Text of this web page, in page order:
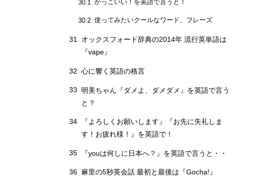
30.1 かっこいい！を英語で言うと！
30.2 使ってみたいクールなワード、フレーズ
31
オックスフォード辞典の2014年 流行英単語は
『vape』
32 心に響く英語の格言
33
明美ちゃん『ダメよ、ダメダメ』を英語で言う
と？
34
『よろしくお願いします』『お先に失礼しま
す！お疲れ様！』を英語で！
35 『youは何しに日本へ？』を英語で言うと・・
36 麻里の5秒英会話 最初と最後は『Gocha!』